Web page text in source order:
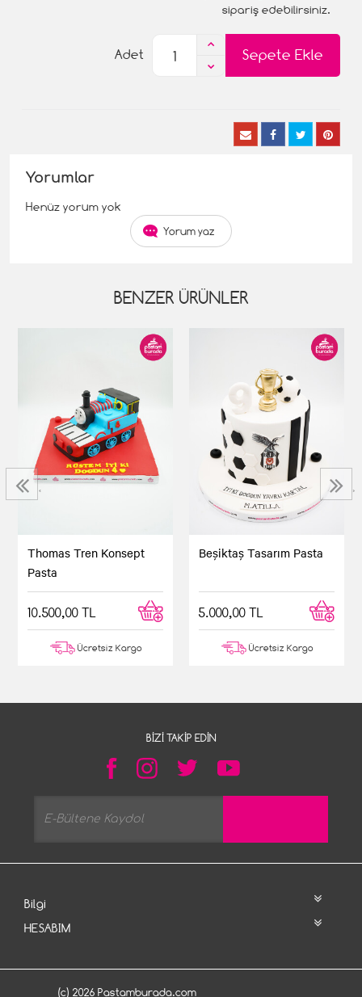
sipariş edebilirsiniz.
Sepete Ekle
Adet
Yorumlar
Henüz yorum yok
Yorum yaz
BENZER ÜRÜNLER
Thomas Tren Konsept
Pasta
10.500,00 TL
Ücretsiz Kargo
Beşiktaş Tasarım Pasta
5.000,00 TL
Ücretsiz Kargo
‹ ›
BIZI TAKIP EDIN
Bilgi
HESABIM
(c) 2026 Pastamburada.com